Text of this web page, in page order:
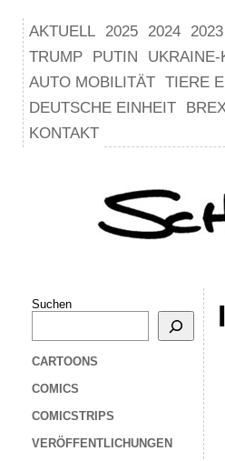
AKTUELL 2025 2024 2023
TRUMP
PUTIN UKRAINE-
AUTO MOBILITÄT TIERE
DEUTSCHE EINHEIT
KONTAKT
Suchen
CARTOONS
COMICS
COMICSTRIPS
VERÖFFENTLICHUNGEN